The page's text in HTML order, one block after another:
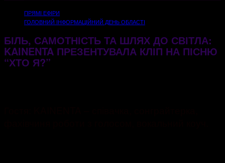
ПРЯМІ ЕФІРИ
ГОЛОВНИЙ ІНФОРМАЦІЙНИЙ ДЕНЬ ОБЛАСТІ
БІЛЬ, САМОТНІСТЬ ТА ШЛЯХ ДО СВІТЛА:
KAINENTA ПРЕЗЕНТУВАЛА КЛІП НА ПІСНЮ
“ХТО Я?”